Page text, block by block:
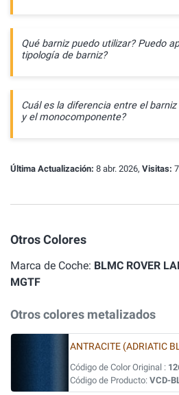
Qué barniz puedo utilizar? Puedo
tipología de barniz?
Cuál es la diferencia entre el
y el monocomponente?
Última Actualización: 8 abr. 2026, Visitas:
Otros Colores
Marca de Coche: BLMC ROVER
MGTF
Otros colores metalizados
ANTRACITE (ADRIATIC
Código de Color Original :
Código de Producto: VCD-